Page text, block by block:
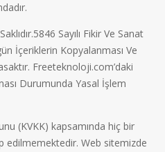
Sayılı Fikir Ve Sanat
İçeriklerin Kopyalanması Ve
Freeteknoloji.com’daki
Durumunda Yasal İşlem
(KVKK) kapsamında hiç bir
edilmemektedir. Web sitemizde